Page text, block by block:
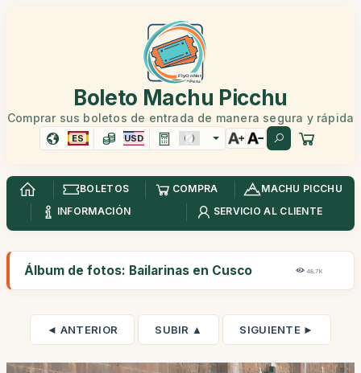
Boleto Machu Picchu
Comprar sus boletos de entrada de manera segura y rápida
ES USD
BOLETOS COMPRA
MACHU PICCHU
INFORMACIÓN
SERVICIO AL CLIENTE
Álbum de fotos: Bailarinas en Cusco 48,7K
◄ ANTERIOR SUBIR ▲ SIGUIENTE ►